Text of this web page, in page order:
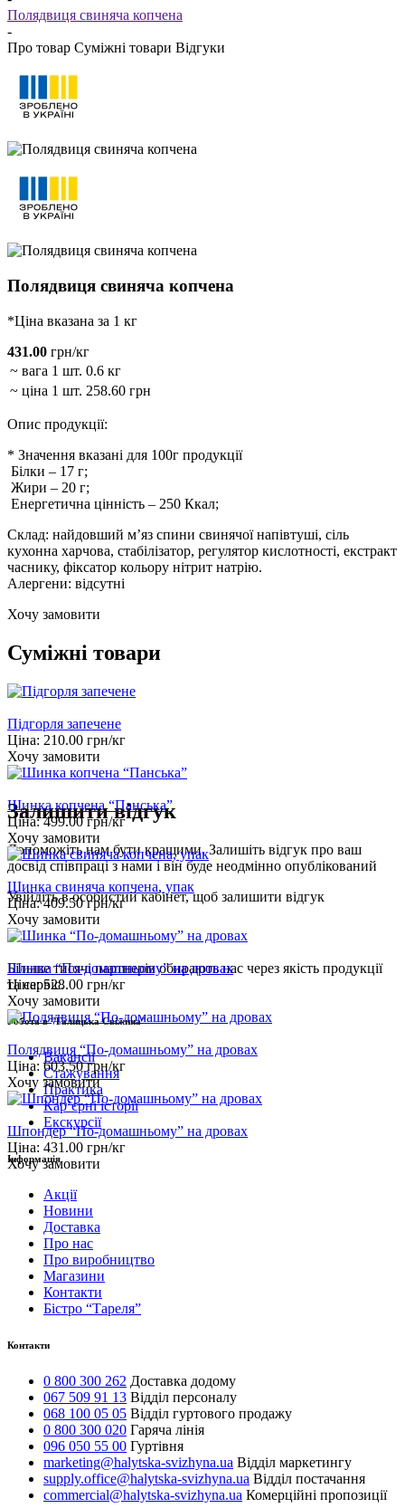
Полядвиця свиняча копчена
-
Про товар Суміжні товари Відгуки
Полядвиця свиняча копчена
*Ціна вказана за 1 кг
431.00 грн/кг
~ вага 1 шт. 0.6 кг
~ ціна 1 шт. 258.60 грн
Опис продукції:
* Значення вказані для 100г продукції
Білки – 17 г;
Жири – 20 г;
Енергетична цінність – 250 Ккал;
Склад: найдовший м’яз спини свинячої напівтуші, сіль
кухонна харчова, стабілізатор, регулятор кислотності, екстракт
часнику, фіксатор кольору нітрит натрію.
Алергени: відсутні
Хочу замовити
Суміжні товари
Підгорля запечене
Ціна: 210.00 грн/кг
Хочу замовити
Шинка копчена “Панська”
Ціна:499.00 грн/кг
Хочу замовити
Шинка свиняча копчена, упак
Ціна:409.50 грн/кг
Хочу замовити
Шинка “По-домашньому” на дровах
Ціна:528.00 грн/кг
Хочу замовити
Полядвиця “По-домашньому” на дровах
Ціна: 603.50 грн/кг
Хочу замовити
Шпондер “По-домашньому” на дровах
Ціна: 431.00 грн/кг
Хочу замовити
Залишити відгук
Допоможіть нам бути кращими. Залишіть відгук про ваш
досвід співпраці з нами і він буде неодмінно опублікований
Увійдітьв особистий кабінет, щоб залишити відгук
Більше тисячі партнерів обирають нас через якість продукції
та сервіс.
Робота в "Галицька Свіжина"
Вакансії
Стажування
Практика
Карʼєрні історії
Екскурсії
Інформація
Акції
Новини
Доставка
Про нас
Про виробництво
Магазини
Контакти
Бістро “Тареля”
Контакти
0 800 300 262 Доставка додому
067 509 91 13 Відділ персоналу
068 100 05 05 Відділ гуртового продажу
0 800 300 020 Гаряча лінія
096 050 55 00 Гуртівня
marketing@halytska-svizhyna.ua Відділ маркетингу
supply.office@halytska-svizhyna.ua Відділ постачання
commercial@halytska-svizhyna.ua Комерційні пропозиції